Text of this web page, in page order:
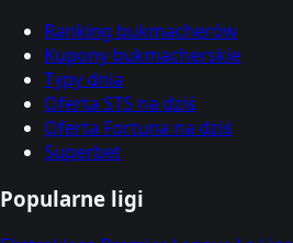
Ranking bukmacherów
Kupony bukmacherskie
Typy dnia
Oferta STS na dziś
Oferta Fortuna na dziś
Superbet
Popularne ligi